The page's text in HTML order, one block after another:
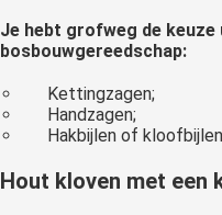
Je hebt grofweg de keuze
bosbouwgereedschap:
Kettingzagen;
Handzagen;
Hakbijlen of
Hout kloven met een